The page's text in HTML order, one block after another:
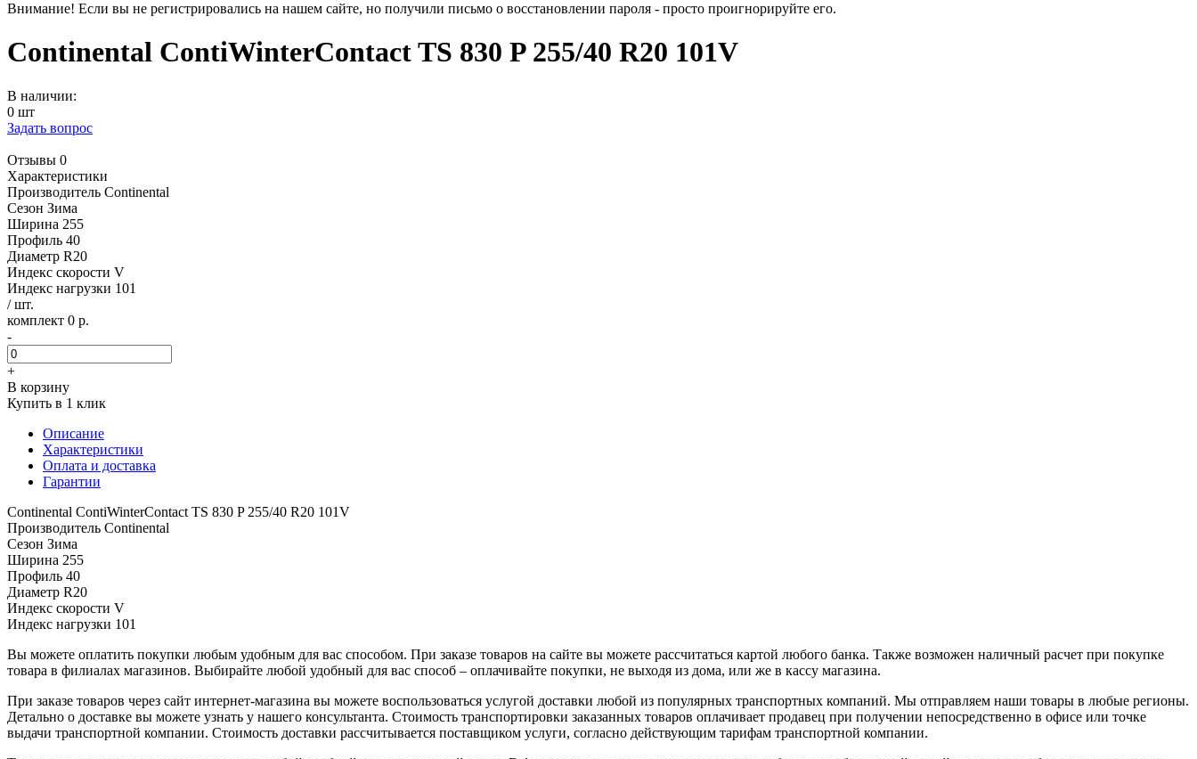
Внимание! Если вы не регистрировались на нашем сайте, но получили письмо о восстановлении пароля - просто проигнорируйте его.
Continental ContiWinterContact TS 830 P 255/40 R20 101V
В наличии:
0 шт
Задать вопрос
Отзывы 0
Характеристики
Производитель Continental
Сезон Зима
Ширина 255
Профиль 40
Диаметр R20
Индекс скорости V
Индекс нагрузки 101
/ шт.
комплект 0 р.
-
+
В корзину
Купить в 1 клик
Описание
Характеристики
Оплата и доставка
Гарантии
Continental ContiWinterContact TS 830 P 255/40 R20 101V
Производитель Continental
Сезон Зима
Ширина 255
Профиль 40
Диаметр R20
Индекс скорости V
Индекс нагрузки 101
Вы можете оплатить покупки любым удобным для вас способом. При заказе товаров на сайте вы можете рассчитаться картой любого банка. Также возможен наличный расчет при покупке
товара в филиалах магазинов. Выбирайте любой удобный для вас способ – оплачивайте покупки, не выходя из дома, или же в кассу магазина.
При заказе товаров через сайт интернет-магазина вы можете воспользоваться услугой доставки любой из популярных транспортных компаний. Мы отправляем наши товары в любые регионы.
Детально о доставке вы можете узнать у нашего консультанта. Стоимость транспортировки заказанных товаров оплачивает продавец при получении непосредственно в офисе или точке
выдачи транспортной компании. Стоимость доставки рассчитывается поставщиком услуги, согласно действующим тарифам транспортной компании.